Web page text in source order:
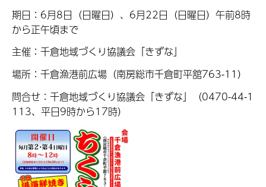
期日：6月8日（日曜日）、6月22日（日曜日）午前8時
から正午頃まで
主催：千倉地域づくり協議会「きずな」
場所：千倉漁港前広場（南房総市千倉町平舘763-11）
問合せ：千倉地域づくり協議会「きずな」（0470-44-1
113、平日9時から17時）